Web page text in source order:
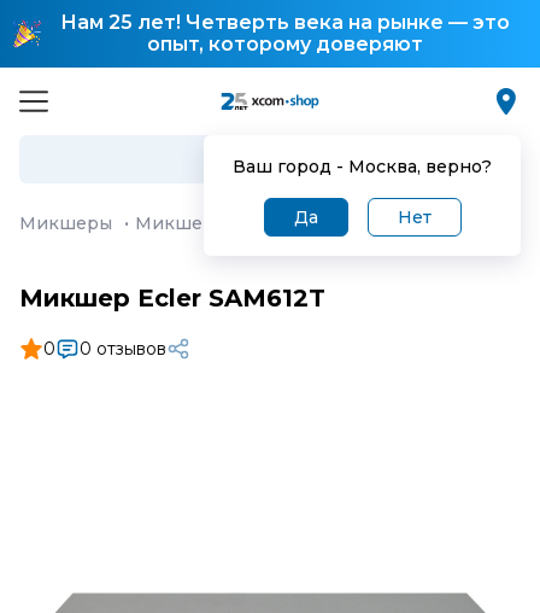
Нам 25 лет! Четверть века на рынке — это
опыт, которому доверяют
Ваш город - Москва, верно?
Да Нет
Микшеры · Микшер Ecler SAM612T
Микшер Ecler SAM612T
0 0 отзывов